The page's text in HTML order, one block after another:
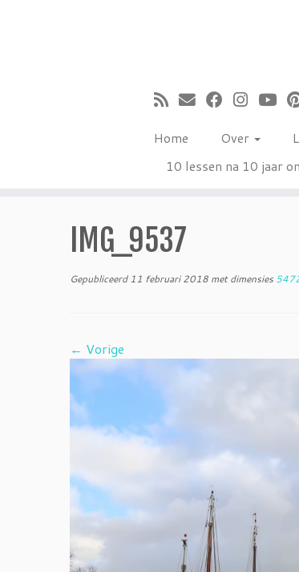
Home Over
10 lessen na 10 jaar
IMG_9537
Gepubliceerd 11 februari 2018 met dimensies
← Vorige